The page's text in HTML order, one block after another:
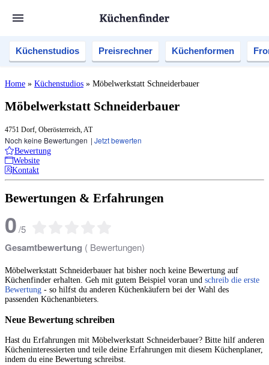
Küchenstudios Preisrechner Küchenformen
Home » Küchenstudios » Möbelwerkstatt Schneiderbauer
Möbelwerkstatt Schneiderbauer
4751 Dorf, Oberösterreich, AT
Noch keine Bewertungen | Jetzt bewerten
Bewertung
Website
Kontakt
Bewertungen & Erfahrungen
0/5
Gesamtbewertung ( Bewertungen)
Möbelwerkstatt Schneiderbauer hat bisher noch keine Bewertung auf
Küchenfinder erhalten. Geh mit gutem Beispiel voran und schreib die erste
Bewertung - so hilfst du anderen Küchenkäufern bei der Wahl des
passenden Küchenanbieters.
Neue Bewertung schreiben
Hast du Erfahrungen mit Möbelwerkstatt Schneiderbauer? Bitte hilf anderen
Kücheninteressierten und teile deine Erfahrungen mit diesem Küchenplaner,
indem du eine Bewertung schreibst.